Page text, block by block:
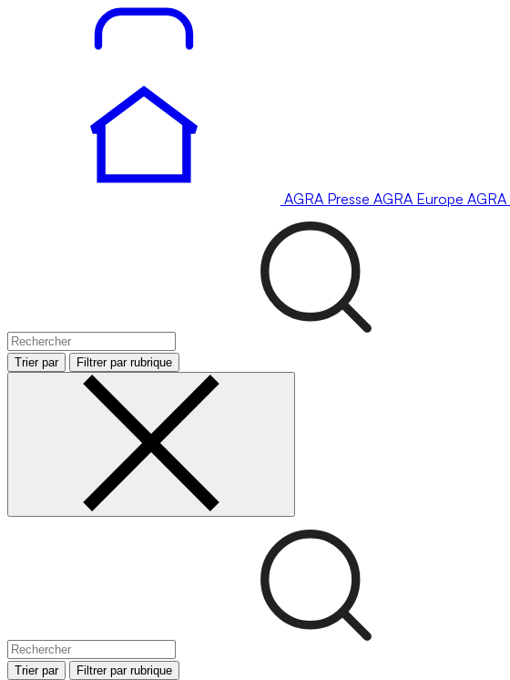
AGRA Presse AGRA Europe AGRA
Trier par Filtrer par rubrique
Trier par Filtrer par rubrique